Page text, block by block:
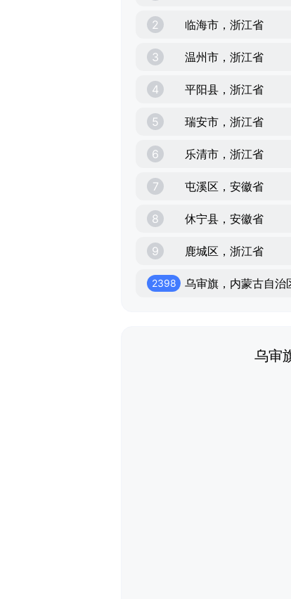
2 临海市，浙江省
3 温州市，浙江省
4 平阳县，浙江省
5 瑞安市，浙江省
6 乐清市，浙江省
7 屯溪区，安徽省
8 休宁县，安徽省
9 鹿城区，浙江省
2398 乌审旗，内蒙古自治
乌审